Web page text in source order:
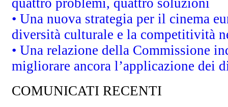
• Una nuova strategia per il cinema
diversità culturale e la competitività
• Una relazione della Commissione
migliorare ancora l’applicazione dei
COMUNICATI RECENTI